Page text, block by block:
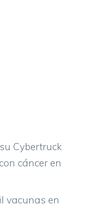
Cybertruck
cáncer en
vacunas en